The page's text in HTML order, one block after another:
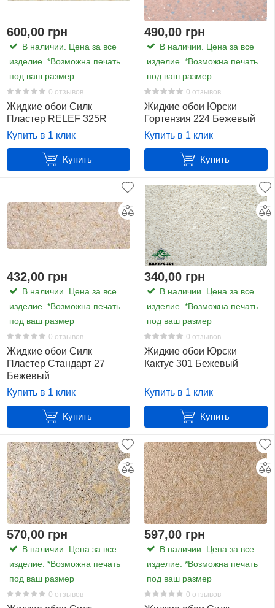
600,00 грн
В наличии. Цена за все
изделие. *Возможна печать
под ваш размер
0 отзывов
Жидкие обои Силк
Пластер RELEF 325R
Купить в 1 клик
Купить
490,00 грн
В наличии. Цена за все
изделие. *Возможна печать
под ваш размер
0 отзывов
Жидкие обои Юрски
Гортензия 224 Бежевый
Купить в 1 клик
Купить
432,00 грн
В наличии. Цена за все
изделие. *Возможна печать
под ваш размер
0 отзывов
Жидкие обои Силк
Пластер Стандарт 27
Бежевый
Купить в 1 клик
Купить
340,00 грн
В наличии. Цена за все
изделие. *Возможна печать
под ваш размер
0 отзывов
Жидкие обои Юрски
Кактус 301 Бежевый
Купить в 1 клик
Купить
570,00 грн
В наличии. Цена за все
изделие. *Возможна печать
под ваш размер
0 отзывов
597,00 грн
В наличии. Цена за все
изделие. *Возможна печать
под ваш размер
0 отзывов